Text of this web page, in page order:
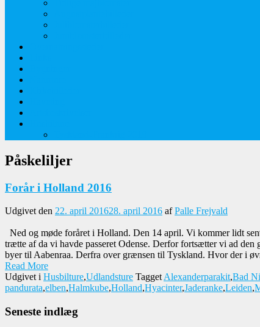
Påskeliljer
Forår i Holland 2016
Udgivet den 22. april 201628. april 2016 afPalle Frejvald
Ned og møde foråret i Holland. Den 14 april. Vi kommer lidt
trætte af da vi havde passeret Odense. Derfor fortsætter vi ad
byer til Aabenraa. Derfra over grænsen til Tyskland. Hvor der i
Read More
Udgivet i Husbilture,Udlandsture TaggetAlexanderparakit,Bad
pandurata,elben,Halmkube,Holland,Hyacinter,Jaderanke,Leiden,
Seneste indlæg